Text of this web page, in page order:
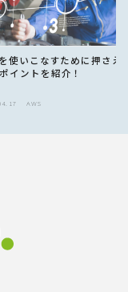
使いこなすために押さえ
イントを紹介！
AWS